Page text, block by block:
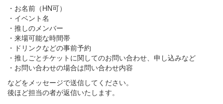
・お名前（HN可）
・イベント名
・推しのメンバー
・来場可能な時間帯
・ドリンクなどの事前予約
・推しごとチケットに関してのお問い合わせ、申し込みなど
・お問い合わせの場合は問い合わせ内容
などをメッセージで送信してください。
後ほど担当の者が返信いたします。